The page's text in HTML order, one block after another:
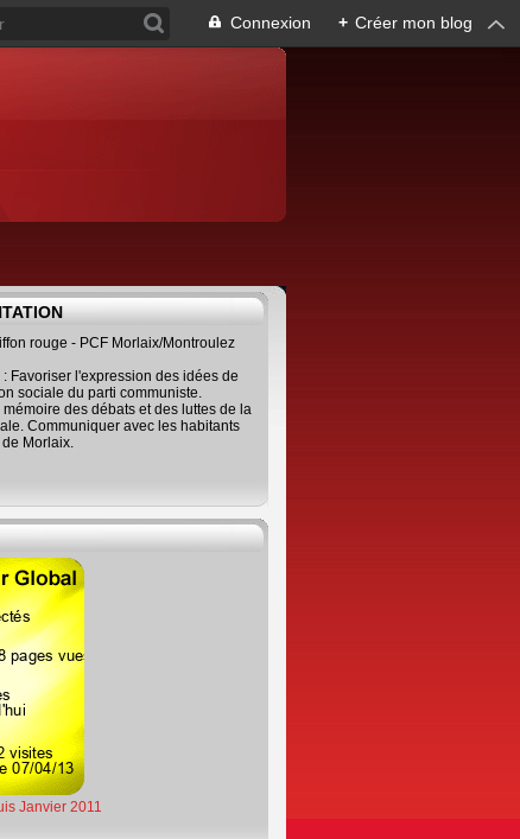
Connexion + Créer mon blog
rouge - PCF Morlaix/Montroulez
: Favoriser l'expression des idées de
sociale du parti communiste.
mémoire des débats et des luttes de la
Communiquer avec les habitants
Morlaix.
Janvier 2011